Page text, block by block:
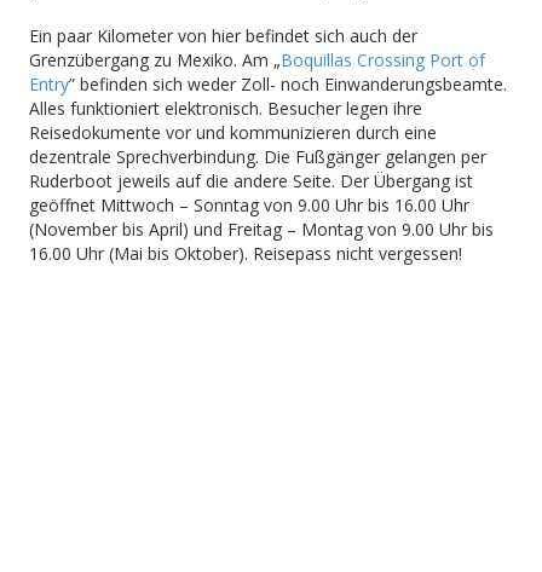
Ein paar Kilometer von hier befindet sich auch der
Grenzübergang zu Mexiko. Am „Boquillas Crossing Port of
Entry” befinden sich weder Zoll- noch Einwanderungsbeamte.
Alles funktioniert elektronisch. Besucher legen ihre
Reisedokumente vor und kommunizieren durch eine
dezentrale Sprechverbindung. Die Fußgänger gelangen per
Ruderboot jeweils auf die andere Seite. Der Übergang ist
geöffnet Mittwoch – Sonntag von 9.00 Uhr bis 16.00 Uhr
(November bis April) und Freitag – Montag von 9.00 Uhr bis
16.00 Uhr (Mai bis Oktober). Reisepass nicht vergessen!